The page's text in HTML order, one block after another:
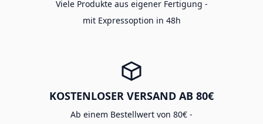
Viele Produkte aus eigener Fertigung -
mit Expressoption in 48h
KOSTENLOSER VERSAND AB 80€
Ab einem Bestellwert von 80€ -